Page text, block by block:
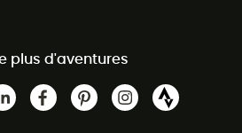
plus d'aventures